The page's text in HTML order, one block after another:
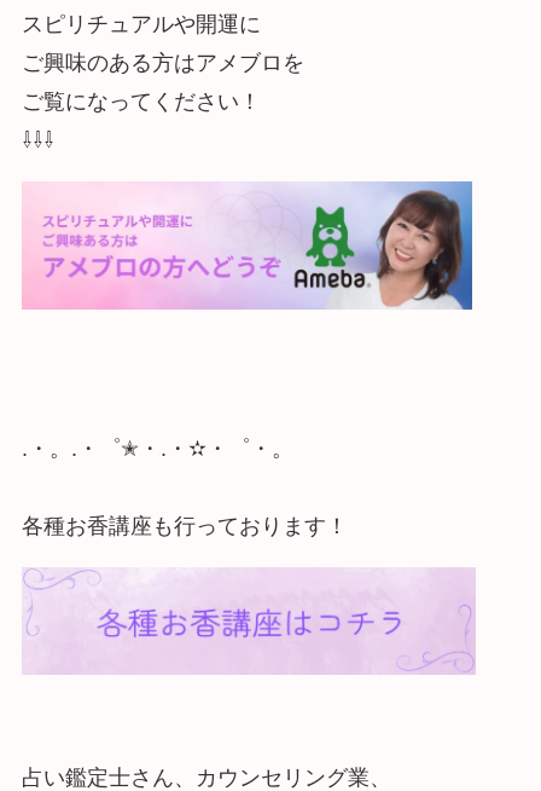
スピリチュアルや開運に
ご興味のある方はアメブロを
ご覧になってください！
⇩⇩⇩
.・。.・゜✭・.・✫・゜・。
各種お香講座も行っております！
占い鑑定士さん、カウンセリング業、